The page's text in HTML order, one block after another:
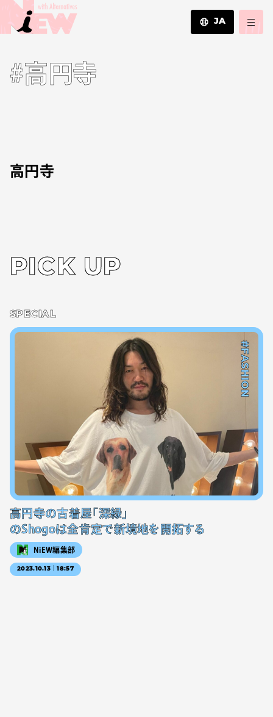
JA
#高円寺
高円寺
PICK UP
SPECIAL
#FASHION
高円寺の古着屋「深緑」
のShogoは全肯定で新境地を開拓する
NiEW編集部
2023.10.13｜18:57